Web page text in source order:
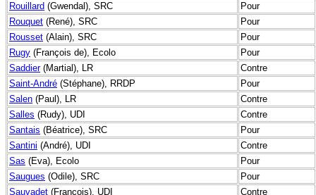
Rouillard (Gwendal), SRC
Pour
Rouquet (René), SRC
Pour
Rousset (Alain), SRC
Pour
Rugy (François de), Ecolo
Pour
Saddier(Martial), LR
Contre
Saint-André (Stéphane), RRDP
Pour
Salen (Paul), LR
Contre
Salles (Rudy), UDI
Contre
Santais (Béatrice), SRC
Pour
Santini (André), UDI
Contre
Sas (Eva), Ecolo
Pour
Saugues (Odile), SRC
Pour
Sauvadet (François), UDI Contre